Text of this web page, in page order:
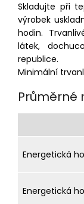
Skladujte při
výrobek
hodin.
látek,
republice.
Minimální
Průměrné
Energetická
Energetická